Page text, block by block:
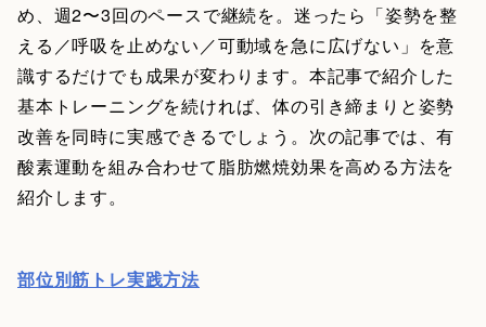
め、週2〜3回のペースで継続を。迷ったら「姿勢を整
える／呼吸を止めない／可動域を急に広げない」を意
識するだけでも成果が変わります。本記事で紹介した
基本トレーニングを続ければ、体の引き締まりと姿勢
改善を同時に実感できるでしょう。次の記事では、有
酸素運動を組み合わせて脂肪燃焼効果を高める方法を
紹介します。
部位別筋トレ実践方法